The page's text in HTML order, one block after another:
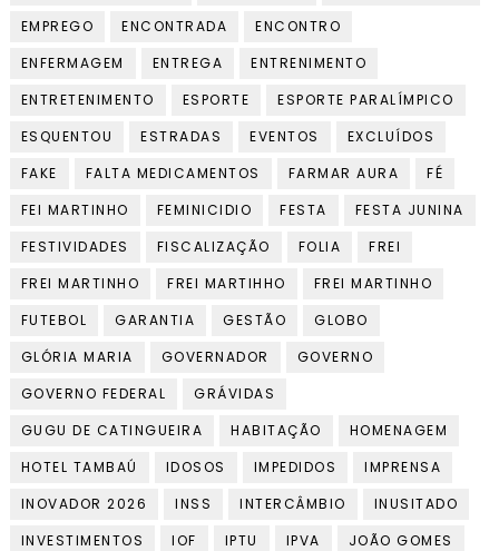
EMPREGO
ENCONTRADA
ENCONTRO
ENFERMAGEM
ENTREGA
ENTRENIMENTO
ENTRETENIMENTO
ESPORTE
ESPORTE PARALÍMPICO
ESQUENTOU
ESTRADAS EVENTOS
EXCLUÍDOS
FAKE
FALTA MEDICAMENTOS FARMAR AURA
FÉ
FEI MARTINHO
FEMINICIDIO FESTA
FESTA JUNINA
FESTIVIDADES
FISCALIZAÇÃO FOLIA
FREI
FREI MARTINHO
FREI MARTIHHO
FREI MARTINHO
FUTEBOL
GARANTIA GESTÃO
GLOBO
GLÓRIA MARIA
GOVERNADOR
GOVERNO
GOVERNO FEDERAL
GRÁVIDAS
GUGU DE CATINGUEIRA
HABITAÇÃO
HOMENAGEM
HOTEL TAMBAÚ
IDOSOS IMPEDIDOS
IMPRENSA
INOVADOR 2026
INSS INTERCÂMBIO
INUSITADO
INVESTIMENTOS
IOF IPTU IPVA
JOÃO GOMES